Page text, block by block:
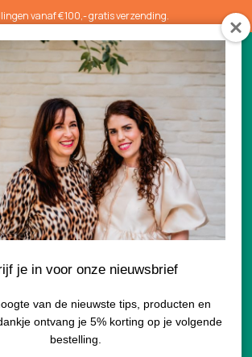
vanaf €100,- gratis verzending.
0
Environ Vita Peptide C-Quence
je in voor onze nieuwsbrief
van de nieuwste tips, producten en
ontvang je 5% korting op je volgende
bestelling.